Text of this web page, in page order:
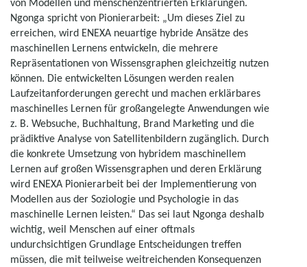
Ngonga spricht von Pionierarbeit: „Um dieses Ziel zu
erreichen, wird ENEXA neuartige hybride Ansätze des
maschinellen Lernens entwickeln, die mehrere
Repräsentationen von Wissensgraphen gleichzeitig nutzen
können. Die entwickelten Lösungen werden realen
Laufzeitanforderungen gerecht und machen erklärbares
maschinelles Lernen für großangelegte Anwendungen wie
z. B. Websuche, Buchhaltung, Brand Marketing und die
prädiktive Analyse von Satellitenbildern zugänglich. Durch
die konkrete Umsetzung von hybridem maschinellem
Lernen auf großen Wissensgraphen und deren Erklärung
wird ENEXA Pionierarbeit bei der Implementierung von
Modellen aus der Soziologie und Psychologie in das
maschinelle Lernen leisten.“ Das sei laut Ngonga deshalb
wichtig, weil Menschen auf einer oftmals
undurchsichtigen Grundlage Entscheidungen treffen
müssen, die mit teilweise weitreichenden Konsequenzen